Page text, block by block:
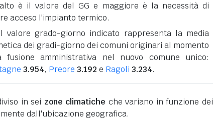
è il valore del GG e maggiore è la necessità di
acceso l'impianto termico.
valore grado-giorno indicato rappresenta la media
dei gradi-giorno dei comuni originari al momento
fusione amministrativa nel nuovo comune unico:
3.954, Preore 3.192 e Ragoli 3.234.
in sei zone climatiche che variano in funzione dei
dall'ubicazione geografica.